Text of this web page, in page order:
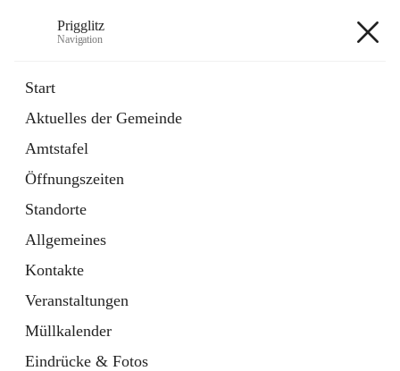
Prigglitz
Navigation
Start
Aktuelles der Gemeinde
Amtstafel
Öffnungszeiten
Standorte
Allgemeines
Kontakte
Veranstaltungen
Müllkalender
Eindrücke & Fotos
Externe Webseite
in
Tab
Gemeindezeitung
Ordner
öffnet
in
neuem
Tab